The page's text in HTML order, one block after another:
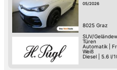
05/2026
8025 Graz
SUV/
Türen
Automatik|
Weiß
Diesel
5.6 l/